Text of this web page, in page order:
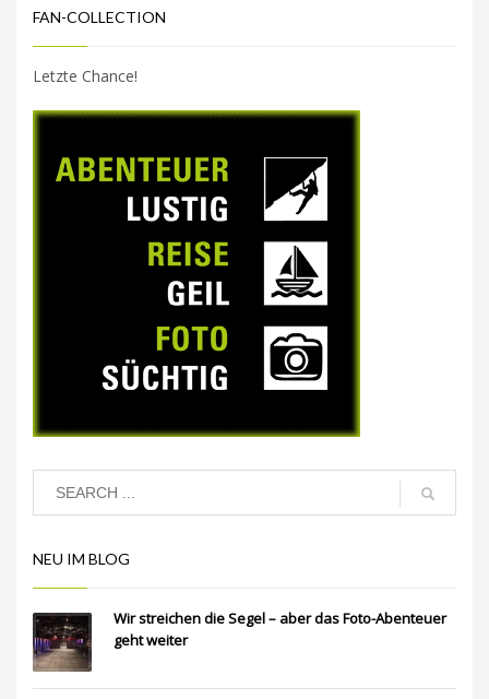
FAN-COLLECTION
Letzte Chance!
NEU IM BLOG
Wir streichen die Segel – aber das Foto-Abenteuer
geht weiter